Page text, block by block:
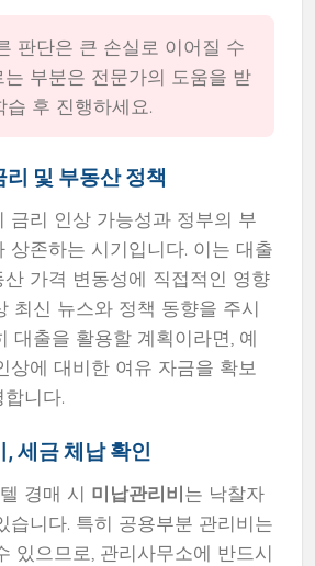
판단은 큰 손실로 이어질 수
는 부분은 전문가의 도움을 받
습 후 진행하세요.
리 및 부동산 정책
금리 인상 가능성과 정부의 부
상존하는 시기입니다. 이는 대출
가격 변동성에 직접적인 영향
최신 뉴스와 정책 동향을 주시
대출을 활용할 계획이라면, 예
상에 대비한 여유 자금을 확보
니다.
세금 체납 확인
경매 시 미납관리비는 낙찰자
습니다. 특히 공용부분 관리비는
있으므로, 관리사무소에 반드시